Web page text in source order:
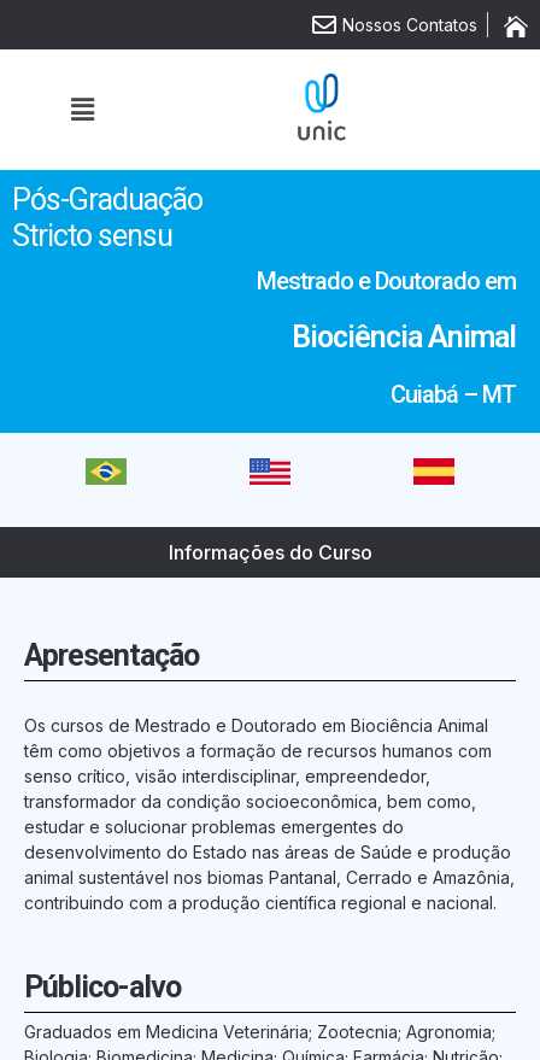
Nossos Contatos
Pós-Graduação
Stricto sensu
Mestrado e Doutorado em
Biociência Animal
Cuiabá – MT
Informações do Curso
Apresentação
Os cursos de Mestrado e Doutorado em Biociência Animal
têm como objetivos a formação de recursos humanos com
senso crítico, visão interdisciplinar, empreendedor,
transformador da condição socioeconômica, bem como,
estudar e solucionar problemas emergentes do
desenvolvimento do Estado nas áreas de Saúde e produção
animal sustentável nos biomas Pantanal, Cerrado e Amazônia,
contribuindo com a produção científica regional e nacional.
Público-alvo
Graduados em Medicina Veterinária; Zootecnia; Agronomia;